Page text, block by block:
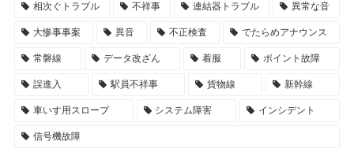
相次ぐトラブル 不祥事 連結器トラブル 異常な音
大惨事事案 異音 不正検査 でたらめアナウンス
常磐線 データ改ざん 着服 ポイント故障
誤進入 駅員不祥事 貨物線 新幹線
車いす用スロープ システム障害 インシデント
信号機故障